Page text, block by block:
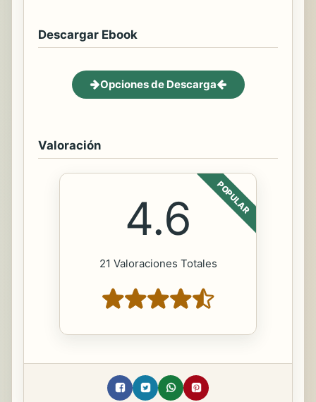
Descargar Ebook
Opciones de Descarga
Valoración
POPULAR
4.6
21 Valoraciones Totales